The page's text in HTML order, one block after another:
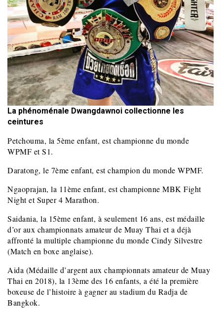
La phénoménale Dwangdawnoi collectionne les
ceintures
Petchouma, la 5ème enfant, est championne du monde
WPMF et S1.
Daratong, le 7ème enfant, est champion du monde WPMF.
Ngaoprajan, la 11ème enfant, est championne MBK Fight
Night et Super 4 Marathon.
Saidania, la 15ème enfant, à seulement 16 ans, est médaille
d’or aux championnats amateur de Muay Thai et a déjà
affronté la multiple championne du monde Cindy Silvestre
(Match en boxe anglaise).
Aida (Médaille d’argent aux championnats amateur de Muay
Thai en 2018), la 13ème des 16 enfants, a été la première
boxeuse de l’histoire à gagner au stadium du Radja de
Bangkok.